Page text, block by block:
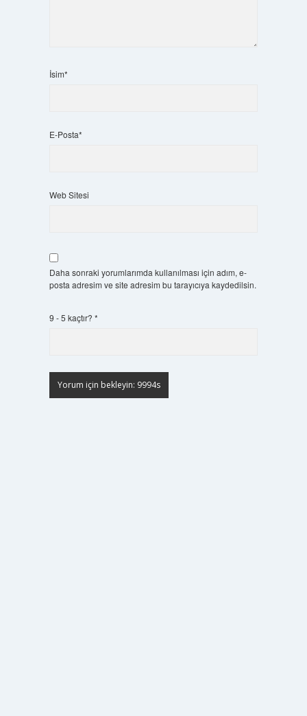
İsim*
E-Posta*
Web Sitesi
Daha sonraki yorumlarımda kullanılması için adım, e-
posta adresim ve site adresim bu tarayıcıya kaydedilsin.
9 - 5 kaçtır? *